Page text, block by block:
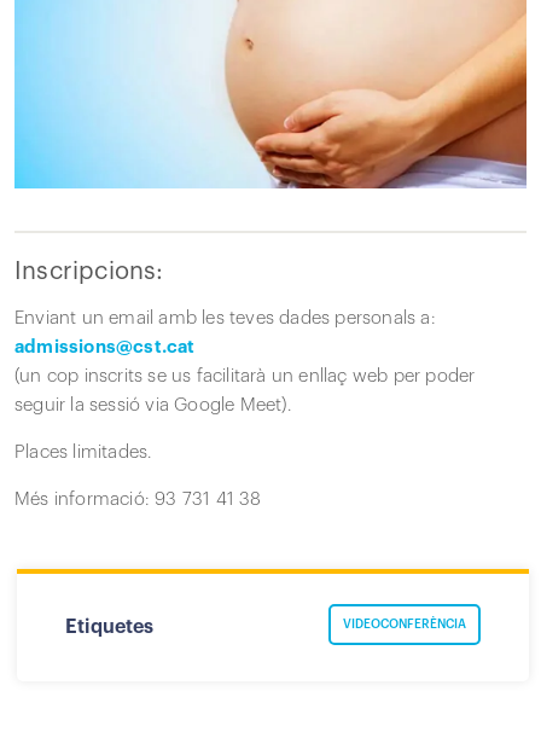
Inscripcions:
Enviant un email amb les teves dades personals a:
admissions@cst.cat
(un cop inscrits se us facilitarà un enllaç web per poder
seguir la sessió via Google Meet).
Places limitades.
Més informació: 93 731 41 38
Etiquetes VIDEOCONFERÈNCIA